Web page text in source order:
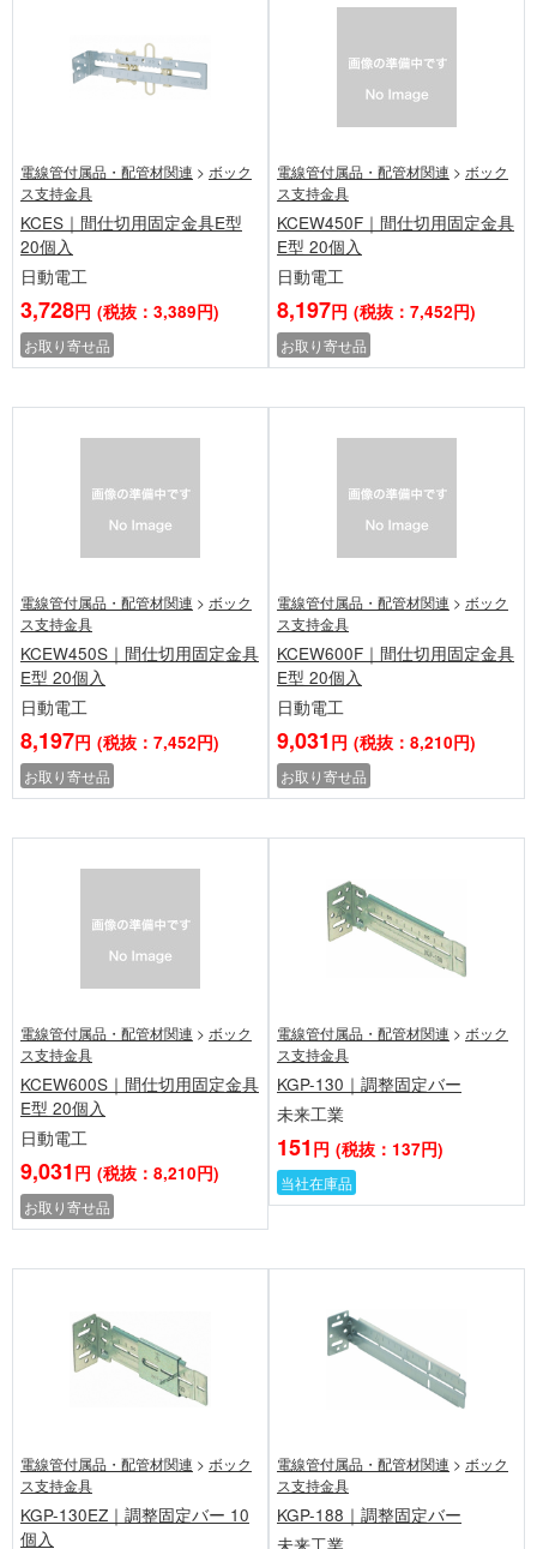
電線管付属品・配管材関連 > ボック
ス支持金具
KCES｜間仕切用固定金具E型
20個入
日動電工
3,728円 (税抜：3,389円)
お取り寄せ品
電線管付属品・配管材関連 > ボック
ス支持金具
KCEW450F｜間仕切用固定金具
E型 20個入
日動電工
8,197円 (税抜：7,452円)
お取り寄せ品
電線管付属品・配管材関連 > ボック
ス支持金具
KCEW450S｜間仕切用固定金具
E型 20個入
日動電工
8,197円 (税抜：7,452円)
お取り寄せ品
電線管付属品・配管材関連 > ボック
ス支持金具
KCEW600F｜間仕切用固定金具
E型 20個入
日動電工
9,031 円 (税抜：8,210円)
お取り寄せ品
電線管付属品・配管材関連 > ボック
ス支持金具
KCEW600S｜間仕切用固定金具
E型 20個入
日動電工
9,031 円 (税抜：8,210円)
お取り寄せ品
電線管付属品・配管材関連 > ボック
ス支持金具
KGP-130｜調整固定バー
未来工業
151 円 (税抜：137円)
当社在庫品
電線管付属品・配管材関連 > ボック
ス支持金具
KGP-130EZ｜調整固定バー 10
個入
電線管付属品・配管材関連 > ボック
ス支持金具
KGP-188｜調整固定バー
未来工業